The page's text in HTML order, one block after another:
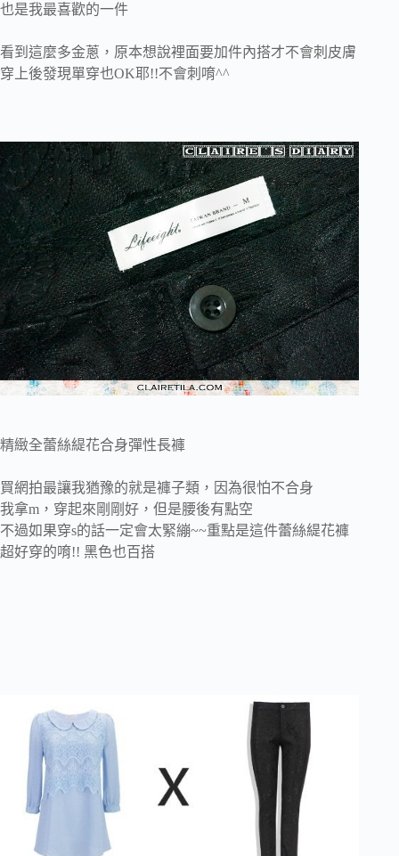
也是我最喜歡的一件
看到這麼多金蔥，原本想說裡面要加件內搭才不會刺皮膚
穿上後發現單穿也OK耶!!不會刺唷^^
精緻全蕾絲緹花合身彈性長褲
買網拍最讓我猶豫的就是褲子類，因為很怕不合身
我拿m，穿起來剛剛好，但是腰後有點空
不過如果穿s的話一定會太緊繃~~重點是這件蕾絲緹花褲
超好穿的唷!! 黑色也百搭